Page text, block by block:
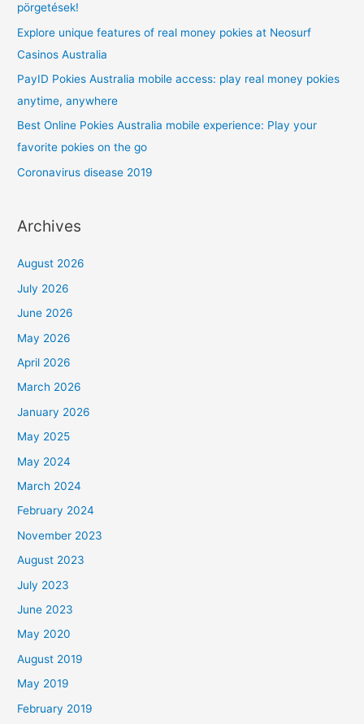
f
o
r
:
pörgetések!
Explore unique features of real money pokies at Neosurf
Casinos Australia
PayID Pokies Australia mobile access: play real money pokies
anytime, anywhere
Best Online Pokies Australia mobile experience: Play your
favorite pokies on the go
Coronavirus disease 2019
Archives
August 2026
July 2026
June 2026
May 2026
April 2026
March 2026
January 2026
May 2025
May 2024
March 2024
February 2024
November 2023
August 2023
July 2023
June 2023
May 2020
August 2019
May 2019
February 2019